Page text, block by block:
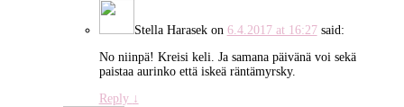
Stella Harasekon 6.4.2017 at 16:27 said:
No niinpä! Kreisi keli. Ja samana päivänä voi sekä
paistaa aurinko että iskeä räntämyrsky.
Reply ↓